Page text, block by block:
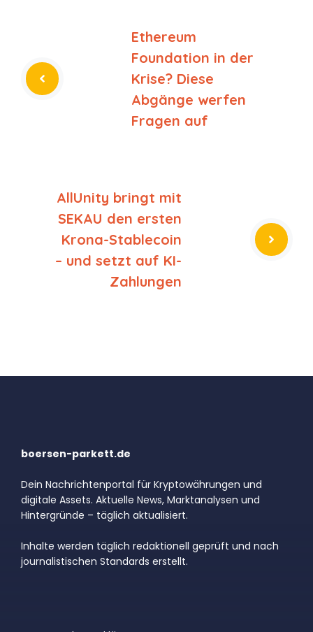
Ethereum
Foundation in der
Krise? Diese
Abgänge werfen
Fragen auf
AllUnity bringt mit
SEKAU den ersten
Krona-Stablecoin
– und setzt auf KI-
Zahlungen
boersen-parkett.de
Dein Nachrichtenportal für Kryptowährungen und
digitale Assets. Aktuelle News, Marktanalysen und
Hintergründe – täglich aktualisiert.
Inhalte werden täglich redaktionell geprüft und nach
journalistischen Standards erstellt.